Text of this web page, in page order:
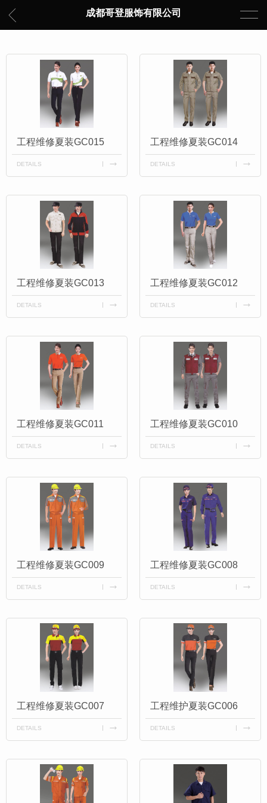
成都哥登服饰有限公司
工程维修夏装GC015
DETAILS
工程维修夏装GC014
DETAILS
工程维修夏装GC013
DETAILS
工程维修夏装GC012
DETAILS
工程维修夏装GC011
DETAILS
工程维修夏装GC010
DETAILS
工程维修夏装GC009
DETAILS
工程维修夏装GC008
DETAILS
工程维修夏装GC007
DETAILS
工程维护夏装GC006
DETAILS